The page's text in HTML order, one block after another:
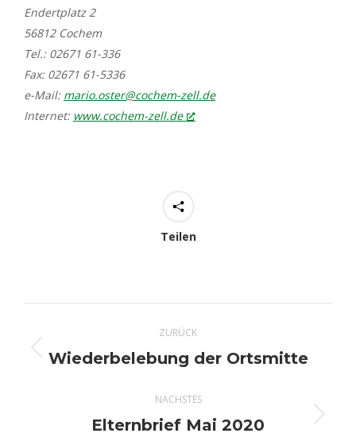
Endertplatz 2
56812 Cochem
Tel.: 02671 61-336
Fax: 02671 61-5336
e-Mail: mario.oster@cochem-zell.de
Internet: www.cochem-zell.de
Teilen
Kommentarnavigation
ZURÜCK
Vorheriger
Wiederbelebung der Ortsmitte
NÄCHSTES
Nächster
Elternbrief Mai 2020